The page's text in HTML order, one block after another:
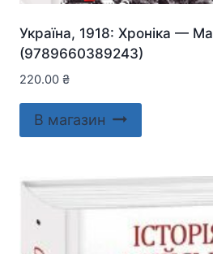
Україна, 1918: Хроніка —
(9789660389243)
220.00 ₴
В магазин